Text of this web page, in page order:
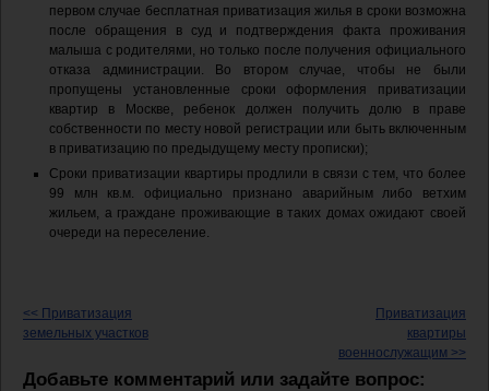
первом случае бесплатная приватизация жилья в сроки возможна
после обращения в суд и подтверждения факта проживания
малыша с родителями, но только после получения официального
отказа администрации. Во втором случае, чтобы не были
пропущены установленные сроки оформления приватизации
квартир в Москве, ребенок должен получить долю в праве
собственности по месту новой регистрации или быть включенным
в приватизацию по предыдущему месту прописки);
Сроки приватизации квартиры продлили в связи с тем, что более
99 млн кв.м. официально признано аварийным либо ветхим
жильем, а граждане проживающие в таких домах ожидают своей
очереди на переселение.
<< Приватизация
земельных участков
Приватизация
квартиры
военнослужащим >>
Добавьте комментарий или задайте вопрос: